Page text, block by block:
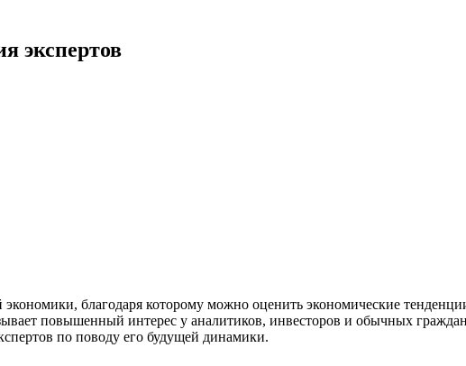
экспертов
благодаря которому можно оценить экономические
повышенный интерес у аналитиков, инвесторов и обычных
по поводу его будущей динамики.